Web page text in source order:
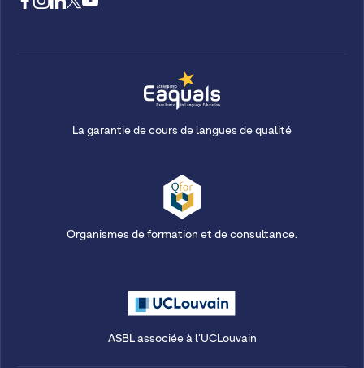
La garantie de cours de langues de qualité
Organismes de formation et de consultance.
ASBL associée à l'UCLouvain